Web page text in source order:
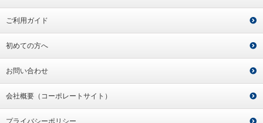
ご利用ガイド
初めての方へ
お問い合わせ
会社概要（コーポレートサイト）
プライバシーポリシー